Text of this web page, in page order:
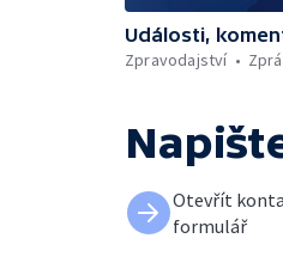
Události,
Zpravodajství
Otevřít
formulář